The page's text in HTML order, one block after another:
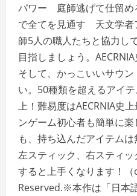
パワー 庭師逃げて仕留
で全てを見通す 天文学
師5人の職人たちと協力し
目指しましょう。
そして、かっこいいサウ
い。50種類を超えるアイ
上！難易度はAECRNIA史
ンゲーム初心者も簡単に
も、持ち込んだアイテム
左スティック、右スティ
すると上手くなります！
Reserved.※本作は「日本